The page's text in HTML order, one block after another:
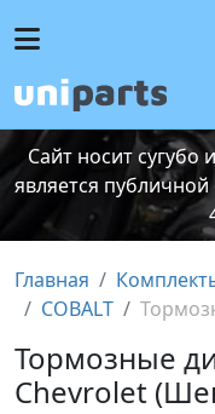
Сайт носит
является
Главная
COBALT
Тормозные
Chevrolet